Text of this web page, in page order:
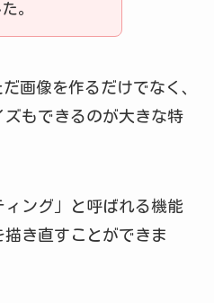
。
画像を作るだけでなく、
もできるのが大きな特
ング」と呼ばれる機能
き直すことができま